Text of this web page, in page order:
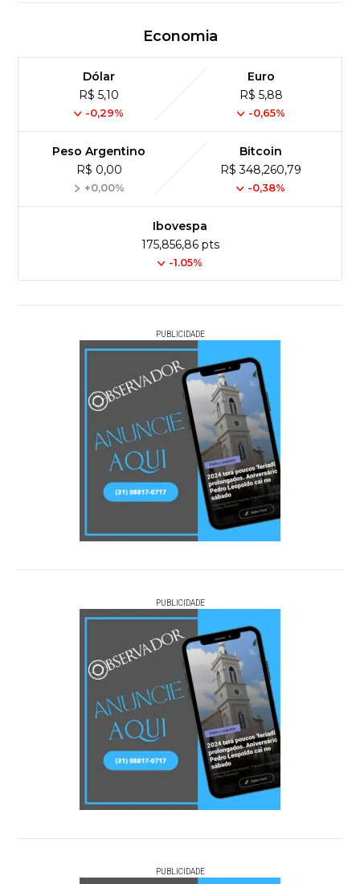
Economia
Dólar
R$ 5,10
-0,29%
Euro
R$ 5,88
-0,65%
Peso Argentino
R$ 0,00
+0,00%
Bitcoin
R$ 348,260,79
-0,38%
Ibovespa
175,856,86 pts
-1.05%
PUBLICIDADE
PUBLICIDADE
PUBLICIDADE